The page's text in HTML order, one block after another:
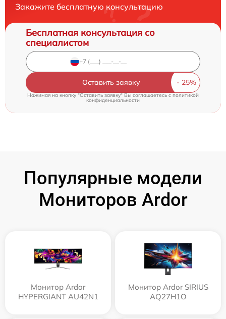
Закажите бесплатную консультацию
Бесплатная консультация со
специалистом
Оставить заявку
Нажимая на кнопку "Оставить заявку" Вы соглашаетесь cполитикой
конфиденциальности
Популярные модели
Мониторов Ardor
Монитор Ardor
HYPERGIANT AU42N1
Монитор Ardor SIRIUS
AQ27H1O